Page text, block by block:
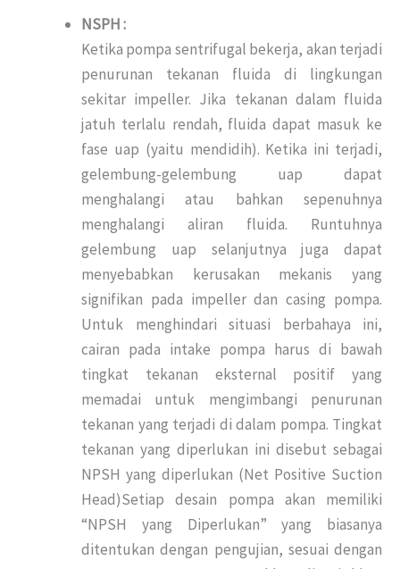
NSPH :
Ketika pompa sentrifugal bekerja, akan terjadi
penurunan tekanan fluida di lingkungan
sekitar impeller. Jika tekanan dalam fluida
jatuh terlalu rendah, fluida dapat masuk ke
fase uap (yaitu mendidih). Ketika ini terjadi,
gelembung-gelembung uap dapat
menghalangi atau bahkan sepenuhnya
menghalangi aliran fluida. Runtuhnya
gelembung uap selanjutnya juga dapat
menyebabkan kerusakan mekanis yang
signifikan pada impeller dan casing pompa.
Untuk menghindari situasi berbahaya ini,
cairan pada intake pompa harus di bawah
tingkat tekanan eksternal positif yang
memadai untuk mengimbangi penurunan
tekanan yang terjadi di dalam pompa. Tingkat
tekanan yang diperlukan ini disebut sebagai
NPSH yang diperlukan (Net Positive Suction
Head)Setiap desain pompa akan memiliki
“NPSH yang Diperlukan” yang biasanya
ditentukan dengan pengujian, sesuai dengan